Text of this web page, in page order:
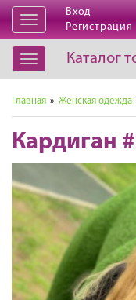
Открыть
навигацию
Вход
Регистрация
Открыть
навигацию
Каталог
Главная » Женская одежда
Кардиган